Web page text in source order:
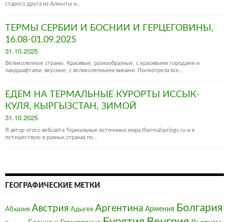
старого друга из Алмыты и…
ТЕРМЫ СЕРБИИ И БОСНИИ И ГЕРЦЕГОВИНЫ,
16.08-01.09.2025
Posted
on
31.10.2025
Великолепные страны. Красивые, разнообразные, с красивыми городами и
ландшафтами, вкусные, с великолепными винами. Посмотрела все…
ЕДЕМ НА ТЕРМАЛЬНЫЕ КУРОРТЫ ИССЫК-
КУЛЯ, КЫРГЫЗСТАН, ЗИМОЙ
Posted
on
31.10.2025
Я автор этого вебсайта Термальные источники мира thermalsprings.ru и я
путешествую в разных странах по…
ГЕОГРАФИЧЕСКИЕ МЕТКИ
Абхазия Австрия‎ Адыгея Аргентина Армения Болгария‎